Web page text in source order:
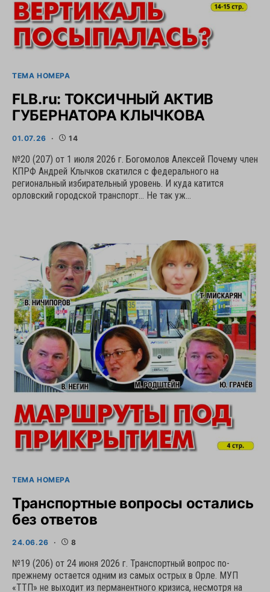
ТЕМА НОМЕРА
FLB.ru: ТОКСИЧНЫЙ АКТИВ
ГУБЕРНАТОРА КЛЫЧКОВА
01.07.26 14
№20 (207) от 1 июля 2026 г. Богомолов Алексей Почему член
КПРФ Андрей Клычков скатился с федерального на
региональный избирательный уровень. И куда катится
орловский городской транспорт… Не так уж…
ТЕМА НОМЕРА
Транспортные вопросы остались
без ответов
24.06.26 8
№19 (206) от 24 июня 2026 г. Транспортный вопрос по-
прежнему остается одним из самых острых в Орле. МУП
«ТТП» не выходит из перманентного кризиса, несмотря на